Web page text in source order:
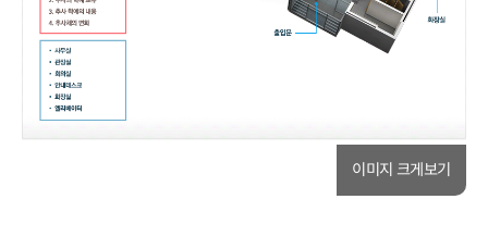
이미지 크게보기